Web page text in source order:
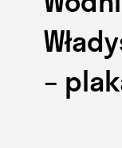
–